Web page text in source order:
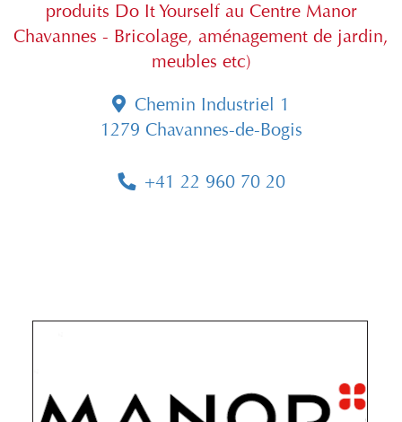
produits Do It Yourself au Centre Manor
Chavannes - Bricolage, aménagement de jardin,
meubles etc)
Chemin Industriel 1
1279 Chavannes-de-Bogis
+41 22 960 70 20